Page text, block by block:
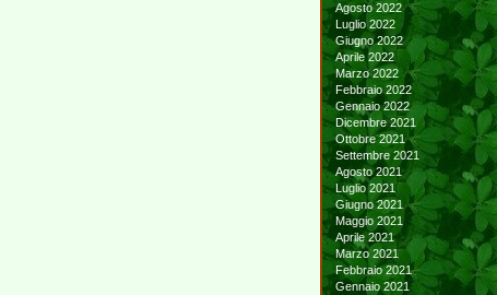
Agosto 2022
Luglio 2022
Giugno 2022
Aprile 2022
Marzo 2022
Febbraio 2022
Gennaio 2022
Dicembre 2021
Ottobre 2021
Settembre 2021
Agosto 2021
Luglio 2021
Giugno 2021
Maggio 2021
Aprile 2021
Marzo 2021
Febbraio 2021
Gennaio 2021